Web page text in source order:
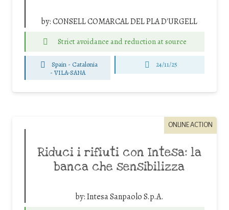
by:CONSELL COMARCAL DEL PLA D'URGELL
Strict avoidance and reduction at source
Spain - Catalonia
-VILA-SANA
24/11/25
ONLINE ACTION
Riduci i rifiuti con Intesa: la
banca che sensibilizza
by:Intesa Sanpaolo S.p.A.